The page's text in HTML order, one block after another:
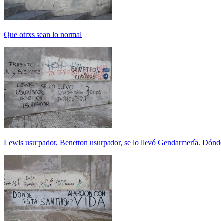
Que otrxs sean lo normal
Lewis usurpador, Benetton usurpador, se lo llevó Gendarmería.